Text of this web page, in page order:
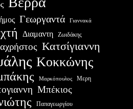
Γεωργαντά Γιαννακά
Διαμαντη Ζωιδάκης
Κατσίγιαννη
Κοκκώνης
Μαρκόπουλος Μερη
Μπέκιος
Παπαγεωργίου